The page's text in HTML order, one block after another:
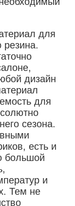
для
резина.
дизайн
для
сезона.
есть и
большой
и
Тем не